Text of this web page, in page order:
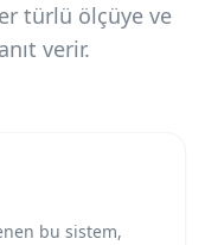
türlü ölçüye ve
verir.
bu sistem,